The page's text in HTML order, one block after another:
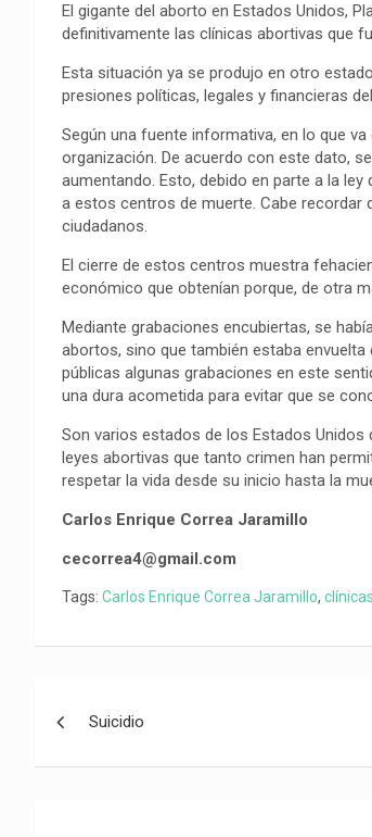
c
e
b
o
o
k
a
t
s
A
p
p
l
e
g
r
a
m
p
y
L
i
n
k
m
p
a
r
t
i
r
El gigante del aborto en Estados Unidos,
definitivamente las clínicas abortivas que
Esta situación ya se produjo en otro
presiones políticas, legales y financieras
Según una fuente informativa, en lo que
organización. De acuerdo con este dato,
aumentando. Esto, debido en parte a la
a estos centros de muerte. Cabe recordar
ciudadanos.
El cierre de estos centros muestra
económico que obtenían porque, de otra
Mediante grabaciones encubiertas, se
abortos, sino que también estaba
públicas algunas grabaciones en este
una dura acometida para evitar que se
Son varios estados de los Estados
leyes abortivas que tanto crimen han
respetar la vida desde su inicio hasta la
Carlos Enrique Correa Jaramillo
cecorrea4@gmail.com
Tags: Carlos Enrique Correa Jaramillo,
Suicidio